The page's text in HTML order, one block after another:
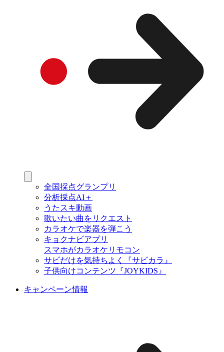
全国採点グランプリ
分析採点AI＋
うたスキ動画
歌いたい曲をリクエスト
カラオケで楽器を弾こう
キョクナビアプリ
スマホがカラオケリモコン
サビだけを気持ちよく『サビカラ』
子供向けコンテンツ『JOYKIDS』
キャンペーン情報